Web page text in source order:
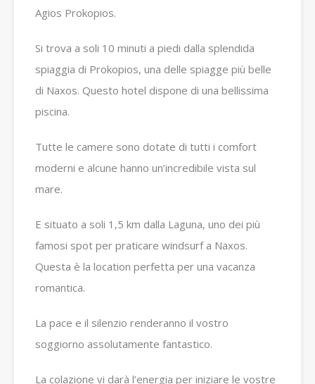
Agios Prokopios.
Si trova a soli 10 minuti a piedi dalla splendida
spiaggia di Prokopios, una delle spiagge più belle
di Naxos. Questo hotel dispone di una bellissima
piscina.
Tutte le camere sono dotate di tutti i comfort
moderni e alcune hanno un’incredibile vista sul
mare.
E situato a soli 1,5 km dalla Laguna, uno dei più
famosi spot per praticare windsurf a Naxos.
Questa è la location perfetta per una vacanza
romantica.
La pace e il silenzio renderanno il vostro
soggiorno assolutamente fantastico.
La colazione vi darà l’energia per iniziare le vostre